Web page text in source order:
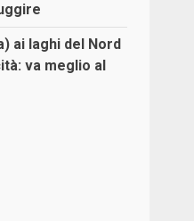
ai laghi del Nord
va meglio al